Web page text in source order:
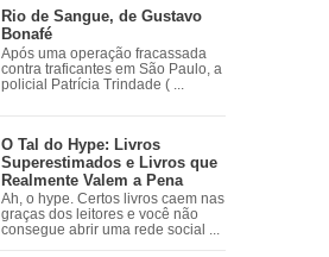
Rio de Sangue, de Gustavo
Bonafé
Após uma operação fracassada
contra traficantes em São Paulo, a
policial Patrícia Trindade ( ...
O Tal do Hype: Livros
Superestimados e Livros que
Realmente Valem a Pena
Ah, o hype. Certos livros caem nas
graças dos leitores e você não
consegue abrir uma rede social ...